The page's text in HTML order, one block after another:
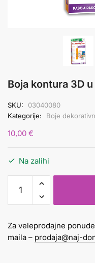
Boja kontura 3D
SKU:
03040080
Kategorije:
Boje
10,00 €
Na zalihi
kontura
3D
olovci
1/12
Za veleprodajne
maila – prodaja@naj-